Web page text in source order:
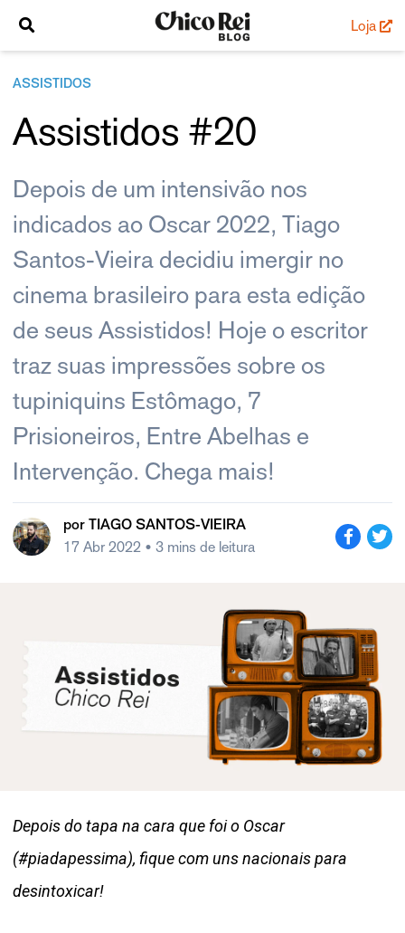
Loja
ASSISTIDOS
Assistidos #20
Depois de um intensivão nos
indicados ao Oscar 2022, Tiago
Santos-Vieira decidiu imergir no
cinema brasileiro para esta edição
de seus Assistidos! Hoje o escritor
traz suas impressões sobre os
tupiniquins Estômago, 7
Prisioneiros, Entre Abelhas e
Intervenção. Chega mais!
por TIAGO SANTOS-VIEIRA
17 Abr 2022 • 3 mins de leitura
Depois do tapa na cara que foi o Oscar
(#piadapessima), fique com uns nacionais para
desintoxicar!